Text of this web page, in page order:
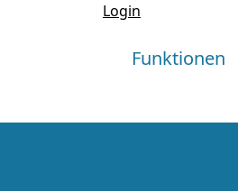
Login
Funktionen